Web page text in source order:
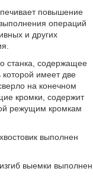
повышение
операций
и других
станка, содержащее
которой имеет две
на конечном
кромки, содержит
режущим кромкам
выполнен
выемки выполнен